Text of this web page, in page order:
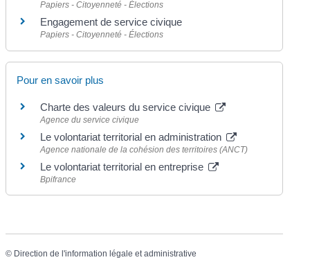
Papiers - Citoyenneté - Élections
Engagement de service civique
Papiers - Citoyenneté - Élections
Pour en savoir plus
Charte des valeurs du service civique
Agence du service civique
Le volontariat territorial en administration
Agence nationale de la cohésion des territoires (ANCT)
Le volontariat territorial en entreprise
Bpifrance
© Direction de l'information légale et administrative